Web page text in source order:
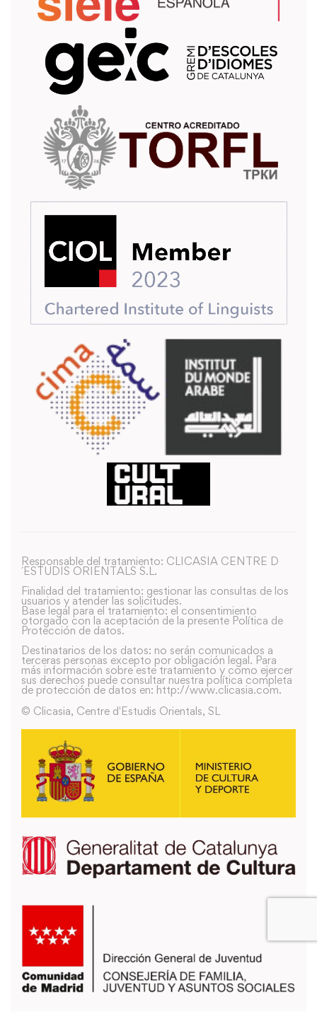
Responsable del tratamiento: CLICASIA CENTRE D
´ESTUDIS ORIENTALS S.L.
Finalidad del tratamiento: gestionar las consultas de los
usuarios y atender las solicitudes.
Base legal para el tratamiento: el consentimiento
otorgado con la aceptación de la presente Política de
Protección de datos.
Destinatarios de los datos: no serán comunicados a
terceras personas excepto por obligación legal. Para
más información sobre este tratamiento y como ejercer
sus derechos puede consultar nuestra política completa
de protección de datos en: http://www.clicasia.com.
© Clicasia, Centre d'Estudis Orientals, SL